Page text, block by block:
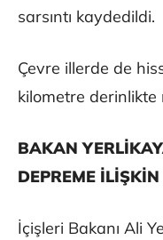
sarsıntı kaydedildi.
Çevre illerde de
kilometre
BAKAN
DEPREME
İçişleri Bakanı Ali